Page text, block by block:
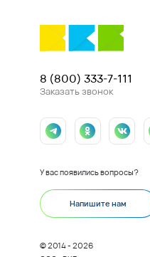
8 (800) 333-7-111
Заказать звонок
У вас появились вопросы?
Напишите нам
© 2014 - 2026